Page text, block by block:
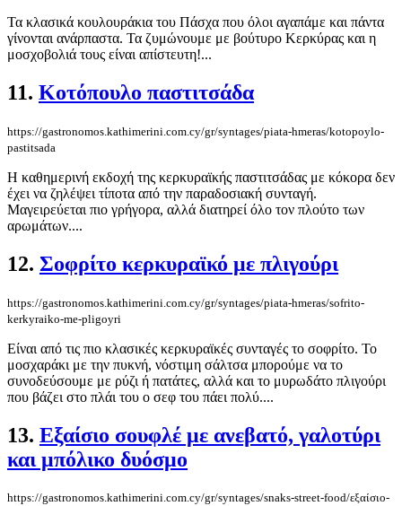
Τα κλασικά κουλουράκια του Πάσχα που όλοι αγαπάμε και πάντα
γίνονται ανάρπαστα. Τα ζυμώνουμε με βούτυρο Κερκύρας και η
μοσχοβολιά τους είναι απίστευτη!...
11. Κοτόπουλο παστιτσάδα
https://gastronomos.kathimerini.com.cy/gr/syntages/piata-hmeras/kotopoylo-
pastitsada
Η καθημερινή εκδοχή της κερκυραϊκής παστιτσάδας με κόκορα δεν
έχει να ζηλέψει τίποτα από την παραδοσιακή συνταγή.
Μαγειρεύεται πιο γρήγορα, αλλά διατηρεί όλο τον πλούτο των
αρωμάτων....
12. Σοφρίτο κερκυραϊκό με πλιγούρι
https://gastronomos.kathimerini.com.cy/gr/syntages/piata-hmeras/sofrito-
kerkyraiko-me-pligoyri
Είναι από τις πιο κλασικές κερκυραϊκές συνταγές το σοφρίτο. Το
μοσχαράκι με την πυκνή, νόστιμη σάλτσα μπορούμε να το
συνοδεύσουμε με ρύζι ή πατάτες, αλλά και το μυρωδάτο πλιγούρι
που βάζει στο πλάι του ο σεφ του πάει πολύ....
13. Εξαίσιο σουφλέ με ανεβατό, γαλοτύρι
και μπόλικο δυόσμο
https://gastronomos.kathimerini.com.cy/gr/syntages/snaks-street-food/εξαίσιο-